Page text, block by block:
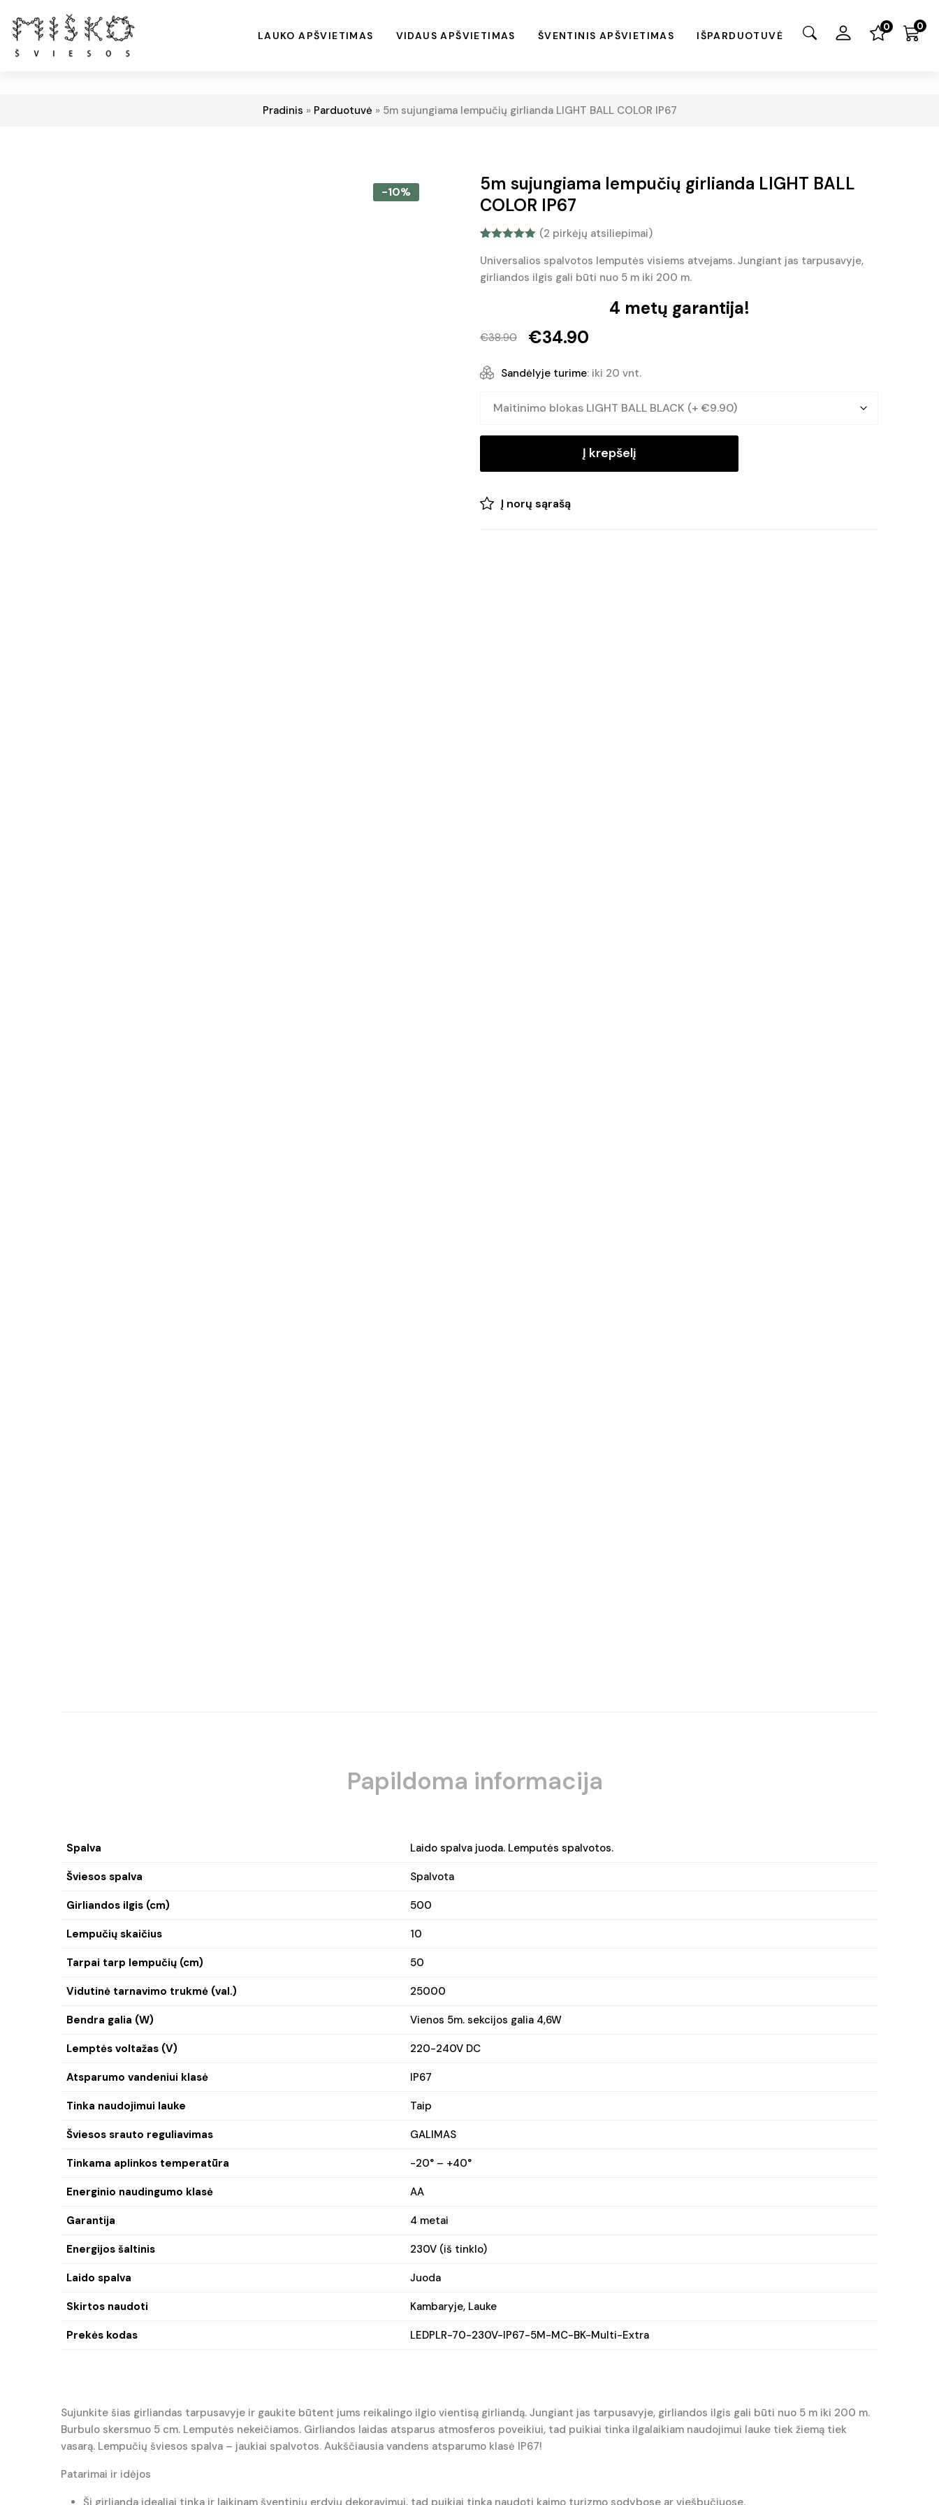
0 0
LAUKO APŠVIETIMAS VIDAUS APŠVIETIMAS ŠVENTINIS APŠVIETIMAS IŠPARDUOTUVĖ
Pradinis » Parduotuvė » 5m sujungiama lempučių girlianda LIGHT BALL COLOR IP67
-10%
5m sujungiama lempučių girlianda LIGHT BALL
COLOR IP67
5.00iš 5
įvertinimų: )
(2 pirkėjų atsiliepimai)
Universalios spalvotos lemputės visiems atvejams. Jungiant jas tarpusavyje,
girliandos ilgis gali būti nuo 5 m iki 200 m.
4 metų garantija!
€38.90
Original
price
was:
€38.90.
€34.90
Current
price
is:
€34.90.
Sandėlyje turime: iki 20 vnt.
Į krepšelį
Į norų sąrašą
Papildoma informacija
Spalva Laido spalva juoda. Lemputės spalvotos.
Šviesos spalva Spalvota
Girliandos ilgis (cm) 500
Lempučių skaičius 10
Tarpai tarp lempučių (cm) 50
Vidutinė tarnavimo trukmė (val.) 25000
Bendra galia (W) Vienos 5m. sekcijos galia 4,6W
Lemptės voltažas (V) 220-240V DC
Atsparumo vandeniui klasė IP67
Tinka naudojimui lauke Taip
Šviesos srauto reguliavimas GALIMAS
Tinkama aplinkos temperatūra -20° – +40°
Energinio naudingumo klasė AA
Garantija 4 metai
Energijos šaltinis 230V (iš tinklo)
Laido spalva Juoda
Skirtos naudoti Kambaryje, Lauke
Prekės kodas LEDPLR-70-230V-IP67-5M-MC-BK-Multi-Extra
Sujunkite šias girliandas tarpusavyje ir gaukite būtent jums reikalingo ilgio vientisą girliandą. Jungiant jas tarpusavyje, girliandos ilgis gali būti nuo 5 m iki 200 m.
Burbulo skersmuo 5 cm. Lemputės nekeičiamos. Girliandos laidas atsparus atmosferos poveikiui, tad puikiai tinka ilgalaikiam naudojimui lauke tiek žiemą tiek
vasarą. Lempučių šviesos spalva – jaukiai spalvotos. Aukščiausia vandens atsparumo klasė IP67!
Patarimai ir idėjos
Ši girlianda idealiai tinka ir laikinam šventinių erdvių dekoravimui, tad puikiai tinka naudoti kaimo turizmo sodybose ar viešbučiuose.